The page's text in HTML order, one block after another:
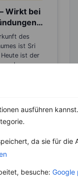
ausführen
da sie für die
besuche: Google
Wirkt bei
des
ist Sri
Heute ist der
mehreren
Joghurt mit Banane, Beeren und Müsli